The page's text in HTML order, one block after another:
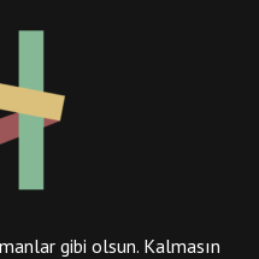
gibi olsun. Kalmasın